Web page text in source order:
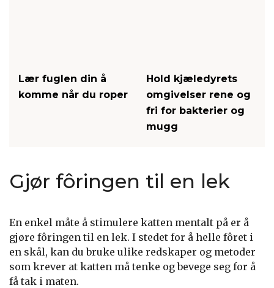
Lær fuglen din å
komme når du roper
Hold kjæledyrets
omgivelser rene og
fri for bakterier og
mugg
Gjør fôringen til en lek
En enkel måte å stimulere katten mentalt på er å
gjøre fôringen til en lek. I stedet for å helle fôret i
en skål, kan du bruke ulike redskaper og metoder
som krever at katten må tenke og bevege seg for å
få tak i maten.